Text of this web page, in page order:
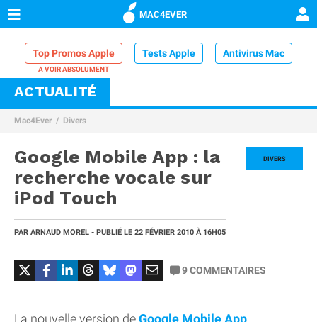
MAC4EVER
Top Promos Apple Tests Apple Antivirus Mac
VPN Mac
Comparatif iPhone
ACTUALITÉ
Mac4Ever Divers
DIVERS
Google Mobile App : la
recherche vocale sur
iPod Touch
PAR ARNAUD MOREL - PUBLIÉ LE 22 FÉVRIER 2010 À 16H05
9COMMENTAIRES
La nouvelle version deGoogle Mobile App,